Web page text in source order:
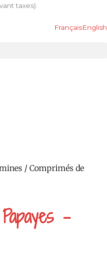
taxes).
FrançaisEnglish
/ Comprimés de
–